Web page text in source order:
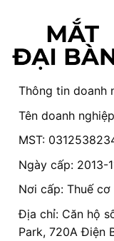
Thông tin doanh
Tên doanh
MST:
Ngày cấp: 2013-
Nơi cấp: Thuế
Địa chỉ: Căn hộ
Park, 720A Điện